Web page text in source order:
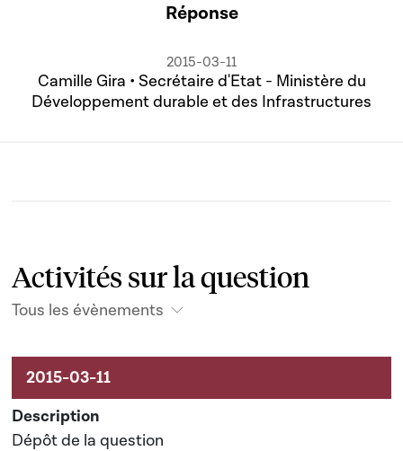
Réponse
2015-03-11
Camille Gira • Secrétaire d'Etat - Ministère du
Développement durable et des Infrastructures
Activités sur la question
Tous les évènements
Activités liées au dossier
Dépôt de la question